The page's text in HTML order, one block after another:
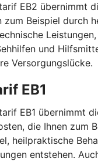
EB2 übernimmt
zum Beispiel durch
und
Versorgungslücke.
EB1
EB1 übernimmt
die Ihnen zum
heilpraktische
entstehen.